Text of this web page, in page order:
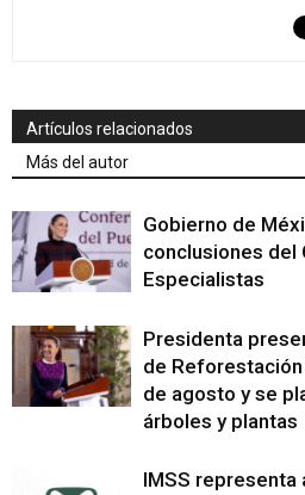
Artículos relacionados
Más del autor
Gobierno de
conclusiones del
Especialistas
Presidenta
de
de agosto y se
árboles y plantas
IMSS representa